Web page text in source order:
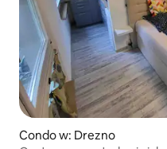
Condo w: Drezno